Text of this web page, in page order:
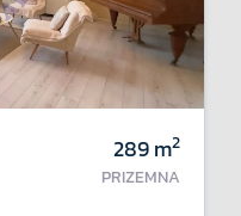
289m2
PRIZEMNA